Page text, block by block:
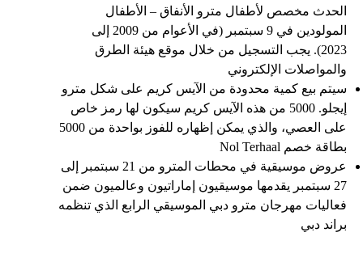
الحدث مخصص لأطفال مترو الأنفاق – الأطفال
المولودين في 9 سبتمبر (في الأعوام من 2009 إلى
2023). يجب التسجيل من خلال موقع هيئة الطرق
والمواصلات الإلكتروني
سيتم بيع كمية محدودة من الآيس كريم على شكل مترو
إيجلو. 5000 من هذه الآيس كريم سيكون لها رمز خاص
على العصي، والذي يمكن إظهاره للفوز بواحدة من 5000
بطاقة خصم Nol Terhaal
عروض موسيقية في محطات المترو من 21 سبتمبر إلى
27 سبتمبر يقدمها موسيقيون إماراتيون وعالميون ضمن
فعاليات مهرجان مترو دبي الموسيقي الرابع الذي تنظمه
براند دبي